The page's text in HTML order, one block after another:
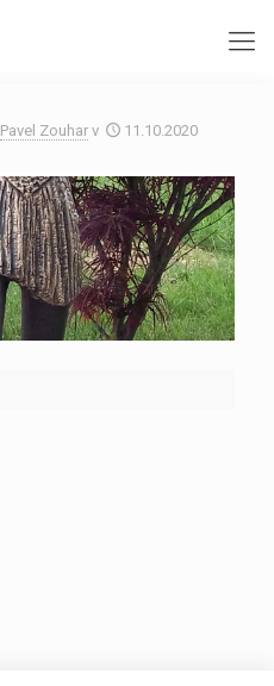
Pavel Zouhar v 11.10.2020